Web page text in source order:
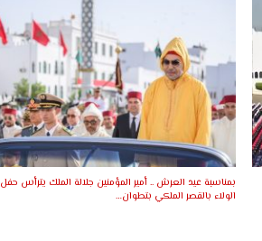
بمناسبة عيد العرش .. أمير المؤمنين جلالة الملك يترأس حفل
الولاء بالقصر الملكي بتطوان…